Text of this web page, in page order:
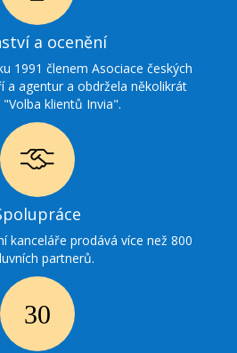
Ikonka
ocenění
a ocenění
1991 členem Asociace českých
a agentur a obdržela několikrát
klientů Invia".
Ikonka
spolupráce
kanceláře prodává více než 800
partnerů.
30 Ikonka